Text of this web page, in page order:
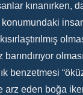
kınanırken,
barındırıyor
benzetmesi
arz eden boğa